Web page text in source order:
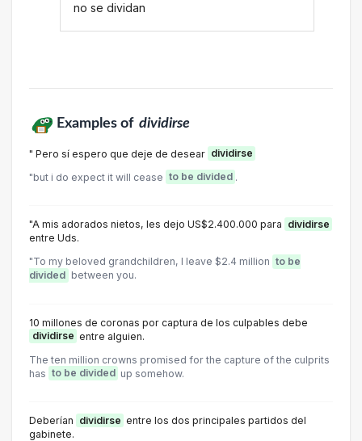
no se dividan
Examples of dividirse
" Pero sí espero que deje de desear dividirse
"but i do expect it will cease to be divided .
"A mis adorados nietos, les dejo US$2.400.000 para dividirse
entre Uds.
"To my beloved grandchildren, I leave $2.4 million to be
divided between you.
10 millones de coronas por captura de los culpables debe
dividirse entre alguien.
The ten million crowns promised for the capture of the culprits
has to be divided up somehow.
Deberían dividirse entre los dos principales partidos del
gabinete.